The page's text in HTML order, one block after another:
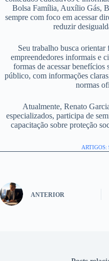
Bolsa Família, Auxílio Gás,
sempre com foco em acessar
reduzir
Seu trabalho busca
empreendedores informais e
formas de acessar benefícios
público, com informações
normas
Atualmente, Renato
especializados, participa de
capacitação sobre proteção
ARTIGOS:
ANTERIOR